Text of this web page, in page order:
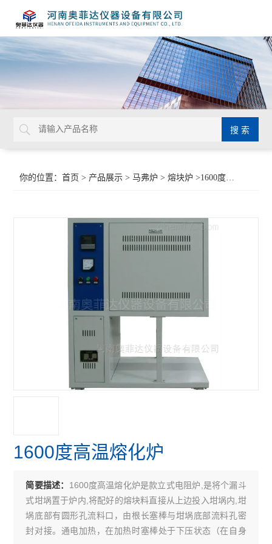
你的位置：首页 > 产品展示 >马弗炉 >熔块炉 >1600度高温熔化炉
1600度高温熔化炉
简要描述： 1600度高温熔化炉是款立式电阻炉,是将个漏斗
式坩埚置于炉内,将配好的熔块料直接从上边投入坩埚内,坩
埚底部有圆形孔流料口，由根长塞棒与坩埚底部流料孔密
封对接。通电加热，在加热时塞棒处于下压状态（在自身